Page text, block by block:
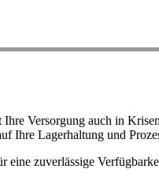
Versorgung auch in
Ihre Lagerhaltung und
zuverlässige